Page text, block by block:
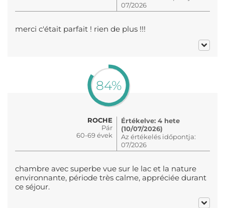
07/2026
merci c'était parfait ! rien de plus !!!
84%
ROCHE
Pár
60-69 évek
Értékelve: 4 hete
(10/07/2026)
Az értékelés időpontja:
07/2026
chambre avec superbe vue sur le lac et la nature
environnante, période très calme, appréciée durant
ce séjour.